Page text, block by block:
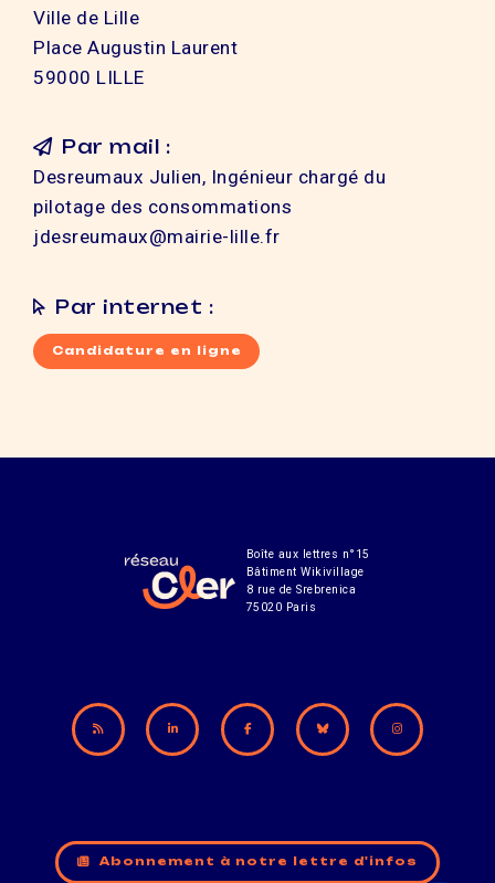
Ville de Lille
Place Augustin Laurent
59000 LILLE
Par mail :
Desreumaux Julien, Ingénieur chargé du
pilotage des consommations
jdesreumaux@mairie-lille.fr
Par internet :
Candidature en ligne
Boîte aux lettres n°15
Bâtiment Wikivillage
8 rue de Srebrenica
75020 Paris
Abonnement à notre lettre d'infos